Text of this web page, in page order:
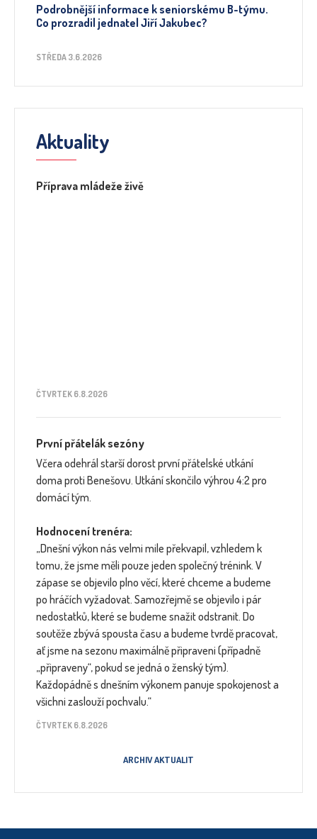
Podrobnější informace k seniorskému B-týmu.
Co prozradil jednatel Jiří Jakubec?
STŘEDA 3.6.2026
Aktuality
Příprava mládeže živě
ČTVRTEK 6.8.2026
První přátelák sezóny
Včera odehrál starší dorost první přátelské utkání
doma proti Benešovu. Utkání skončilo výhrou 4:2 pro
domácí tým.
Hodnocení trenéra:
„Dnešní výkon nás velmi mile překvapil, vzhledem k
tomu, že jsme měli pouze jeden společný trénink. V
zápase se objevilo plno věcí, které chceme a budeme
po hráčích vyžadovat. Samozřejmě se objevilo i pár
nedostatků, které se budeme snažit odstranit. Do
soutěže zbývá spousta času a budeme tvrdě pracovat,
ať jsme na sezonu maximálně připraveni (případně
„připraveny“, pokud se jedná o ženský tým).
Každopádně s dnešním výkonem panuje spokojenost a
všichni zaslouží pochvalu.“
ČTVRTEK 6.8.2026
ARCHIV AKTUALIT